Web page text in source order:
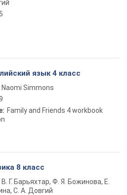
язык 4 класс
Naomi Simmons
Family and Friends 4 workbook
8 класс
В. Г. Барьяхтар, Ф. Я. Божинова, Е.
С. А. Довгий